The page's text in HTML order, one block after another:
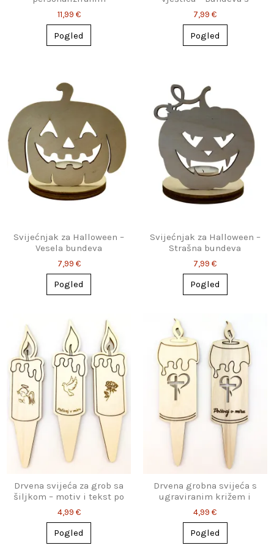
natpisom
11,99 €
Pogled
čarobnjačkim šeširom
7,99 €
Pogled
Svijećnjak za Halloween –
Vesela bundeva
7,99 €
Pogled
Svijećnjak za Halloween –
Strašna bundeva
7,99 €
Pogled
Drvena svijeća za grob sa
šiljkom – motiv i tekst po
izboru
4,99 €
Pogled
Drvena grobna svijeća s
ugraviranim križem i
srcem
4,99 €
Pogled